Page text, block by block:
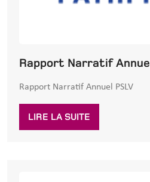
Rapport Narratif Annuel
Rapport Narratif Annuel PSLV
LIRE LA SUITE